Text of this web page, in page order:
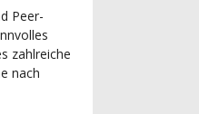
Peer-
zahlreiche
nach